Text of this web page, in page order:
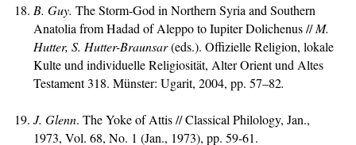
B. Guy. The Storm-God in Northern Syria and Southern
Anatolia from Hadad of Aleppo to Iupiter Dolichenus //M.
Hutter, S. Hutter-Braunsar(eds.). Offizielle Religion, lokale
Kulte und individuelle Religiosität, Alter Orient und Altes
Testament 318. Münster: Ugarit, 2004, pp. 57–82.
J. Glenn. The Yoke of Attis // Classical Philology, Jan.,
1973, Vol. 68, No. 1 (Jan., 1973), pp. 59-61.